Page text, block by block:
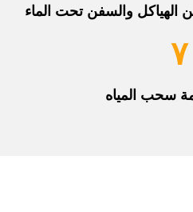
الهياكل والسفن تحت الماء
٧
سحب المياه